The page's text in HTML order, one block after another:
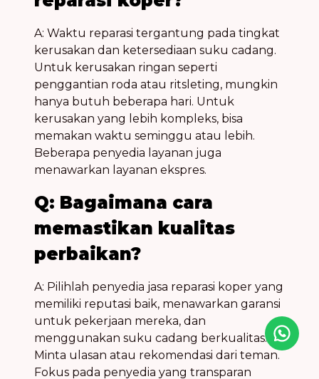
A: Waktu reparasi tergantung pada tingkat
kerusakan dan ketersediaan suku cadang.
Untuk kerusakan ringan seperti
penggantian roda atau ritsleting, mungkin
hanya butuh beberapa hari. Untuk
kerusakan yang lebih kompleks, bisa
memakan waktu seminggu atau lebih.
Beberapa penyedia layanan juga
menawarkan layanan ekspres.
Q: Bagaimana cara
memastikan kualitas
perbaikan?
A: Pilihlah penyedia jasa reparasi koper yang
memiliki reputasi baik, menawarkan garansi
untuk pekerjaan mereka, dan
menggunakan suku cadang berkualitas.
Minta ulasan atau rekomendasi dari teman.
Fokus pada penyedia yang transparan